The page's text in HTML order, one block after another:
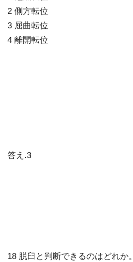
2 側方転位
3 屈曲転位
4 離開転位
答え.3
18 脱臼と判断できるのはどれか。